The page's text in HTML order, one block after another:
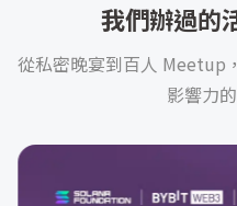
我們辦過的
從私密晚宴到百人 Meetup
影響力